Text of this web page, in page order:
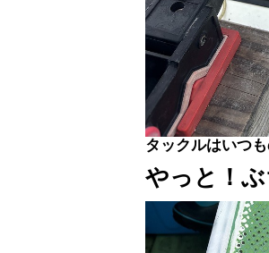
タックルはいつ
やっと！